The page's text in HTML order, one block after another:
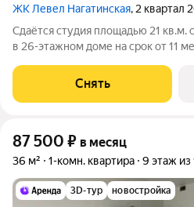
ЖК Левел Нагатинская, 2 квартал
Сдаётся студия площадью 21 кв.м.
в 26-этажном доме на срок от 11
выходят на
Снять
87 500 ₽ в месяц
36 м² 1-комн. квартира 9 этаж из
3D-тур новостройка